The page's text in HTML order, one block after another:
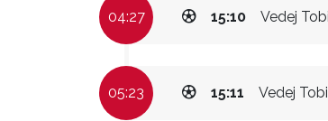
04:27 Vedej
15:10
05:23 Vedej
15:11